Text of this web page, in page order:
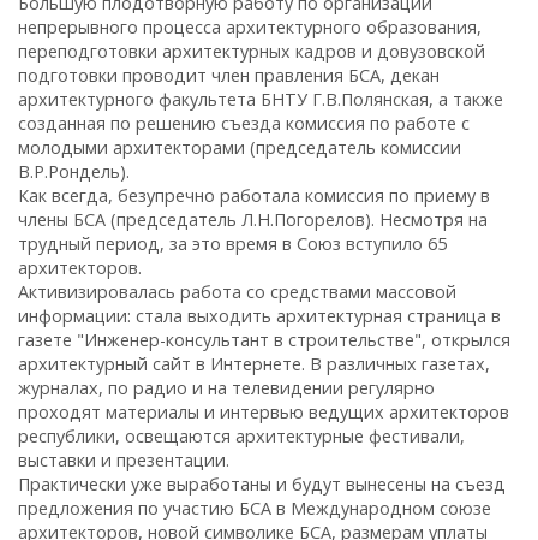
непрерывного процесса архитектурного образования,
переподготовки архитектурных кадров и довузовской
подготовки проводит член правления БСА, декан
архитектурного факультета БНТУ Г.В.Полянская, а также
созданная по решению съезда комиссия по работе с
молодыми архитекторами (председатель комиссии
В.Р.Рондель).
Как всегда, безупречно работала комиссия по приему в
члены БСА (председатель Л.Н.Погорелов). Несмотря на
трудный период, за это время в Союз вступило 65
архитекторов.
Активизировалась работа со средствами массовой
информации: стала выходить архитектурная страница в
газете "Инженер-консультант в строительстве", открылся
архитектурный сайт в Интернете. В различных газетах,
журналах, по радио и на телевидении регулярно
проходят материалы и интервью ведущих архитекторов
республики, освещаются архитектурные фестивали,
выставки и презентации.
Практически уже выработаны и будут вынесены на съезд
предложения по участию БСА в Международном союзе
архитекторов, новой символике БСА, размерам уплаты